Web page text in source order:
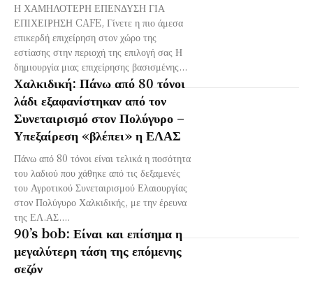
Η ΧΑΜΗΛΟΤΕΡΗ ΕΠΕΝΔΥΣΗ ΓΙΑ
ΕΠΙΧΕΙΡΗΣΗ CAFE, Γίνετε η πιο άμεσα
επικερδή επιχείρηση στον χώρο της
εστίασης στην περιοχή της επιλογή σας Η
δημιουργία μιας επιχείρησης βασισμένης...
Χαλκιδική: Πάνω από 80 τόνοι
λάδι εξαφανίστηκαν από τον
Συνεταιρισμό στον Πολύγυρο –
Υπεξαίρεση «βλέπει» η ΕΛΑΣ
Πάνω από 80 τόνοι είναι τελικά η ποσότητα
του λαδιού που χάθηκε από τις δεξαμενές
του Αγροτικού Συνεταιρισμού Ελαιουργίας
στον Πολύγυρο Χαλκιδικής, με την έρευνα
της ΕΛ.ΑΣ....
90’s bob: Είναι και επίσημα η
μεγαλύτερη τάση της επόμενης
σεζόν